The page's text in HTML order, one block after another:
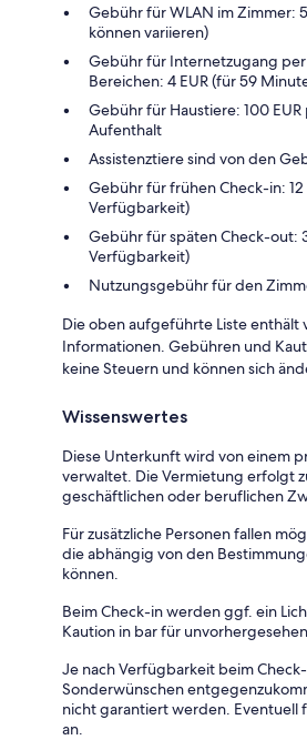
Gebühr für WLAN im Zimmer:
können variieren)
Gebühr für Internetzugang
Bereichen: 4 EUR (für 59
Gebühr für Haustiere: 100
Aufenthalt
Assistenztiere sind von den
Gebühr für frühen Check-in: 12
Verfügbarkeit)
Gebühr für späten Check-out:
Verfügbarkeit)
Nutzungsgebühr für den
Die oben aufgeführte Liste enthält
Informationen. Gebühren und
keine Steuern und können sich
Wissenswertes
Diese Unterkunft wird von einem
verwaltet. Die Vermietung erfolgt
geschäftlichen oder beruflichen
Für zusätzliche Personen fallen
die abhängig von den
können.
Beim Check-in werden ggf. ein
Kaution in bar für
Je nach Verfügbarkeit beim
Sonderwünschen
nicht garantiert werden. Eventuell
an.